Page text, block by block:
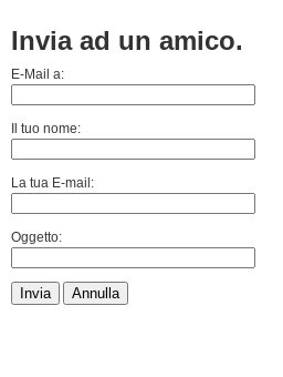
Invia ad un amico.
E-Mail a:
Il tuo nome:
La tua E-mail:
Oggetto:
Invia Annulla